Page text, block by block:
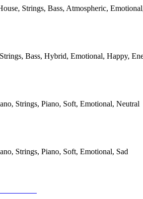
Strings, Bass, Atmospheric,
Bass, Hybrid, Emotional, Happy,
Strings, Piano, Soft, Emotional, Neutral
Strings, Piano, Soft, Emotional, Sad